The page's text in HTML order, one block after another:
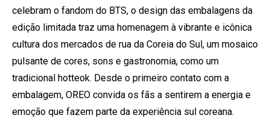
celebram o fandom do BTS, o design das embalagens da
edição limitada traz uma homenagem à vibrante e icônica
cultura dos mercados de rua da Coreia do Sul, um mosaico
pulsante de cores, sons e gastronomia, como um
tradicional hotteok. Desde o primeiro contato com a
embalagem, OREO convida os fãs a sentirem a energia e
emoção que fazem parte da experiência sul coreana.